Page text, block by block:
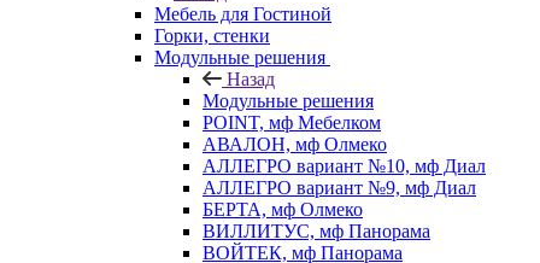
Мебель для Гостиной
Горки, стенки
Модульные решения
Назад
Модульные решения
POINT, мф Мебелком
АВАЛОН, мф Олмеко
АЛЛЕГРО вариант №10, мф Диал
АЛЛЕГРО вариант №9, мф Диал
БЕРТА, мф Олмеко
ВИЛЛИТУС, мф Панорама
ВОЙТЕК, мф Панорама